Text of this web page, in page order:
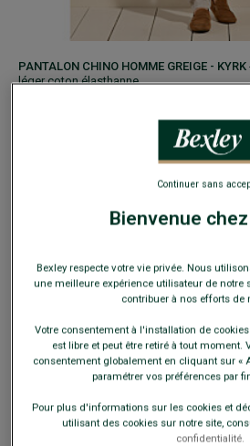
PANTALON CHINO HOMME GREIGE - KYRK
léger coton élasthanne
AJOUTER AU
MOCASSIN ÉTÉ HOMME VELOURS VERT
Driver - cuir daim - Style urbain
Bienvenue
Bexley respecte votre vie privée. Nous
une meilleure expérience utilisateur de notre
contribuer à nos efforts de
Votre consentement à l'installation de
est libre et peut être retiré à tout moment.
consentement globalement en cliquant sur «
paramétrer vos préférences par
Pour plus d'informations sur les cookies et
utilisant des cookies sur notre site,
confidentialité.
Continuer sans